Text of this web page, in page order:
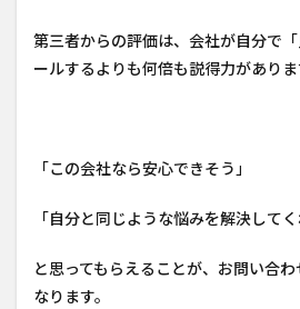
第三者からの評価は、会社が自分で
ールするよりも何倍も説得力がありま
「この会社なら安心できそう」
「自分と同じような悩みを解決してく
と思ってもらえることが、お問い合
なります。